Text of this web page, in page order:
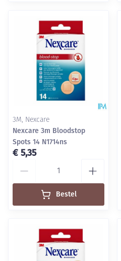
3M, Nexcare
Nexcare 3m Bloodstop
Spots 14 N1714ns
€ 5,35
Bestel